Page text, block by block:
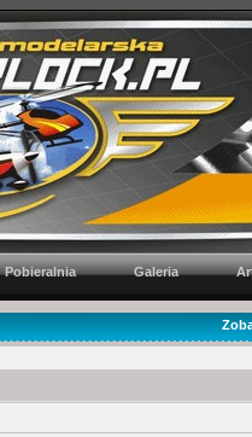
Pobieralnia Galeria